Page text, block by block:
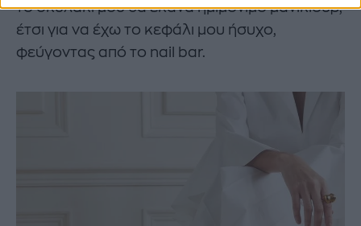
το σκυλάκι μου θα έκανα ημιμόνιμο μανικιούρ,
έτσι για να έχω το κεφάλι μου ήσυχο,
φεύγοντας από το nail bar.